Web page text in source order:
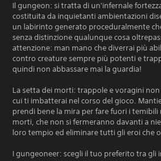
Il gungeon: si tratta di un'infernale
costituita da inquietanti ambientazioni
un labirinto generato proceduralmente
senza distinzione qualunque cosa
attenzione: man mano che diverrai più
contro creature sempre più potenti e
quindi non abbassare mai la guardia!
La setta dei morti: trappole e voragini
cui ti imbatterai nel corso del gioco.
prendi bene la mira per fare fuori i
morti, che non si fermeranno davanti a
loro tempio ed eliminare tutti gli eroi che
I gungeoneer: scegli il tuo preferito tra gli